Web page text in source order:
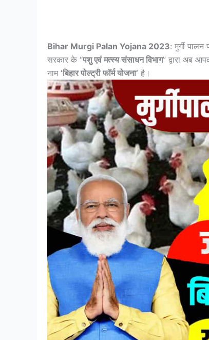
Bihar Murgi Palan Yojana 2023: मुर्गी
सरकार के “पशु एवं मत्स्य संसाधन विभाग” द्वारा अब
नाम ‘बिहार पोल्ट्री फॉर्म योजना’ है।